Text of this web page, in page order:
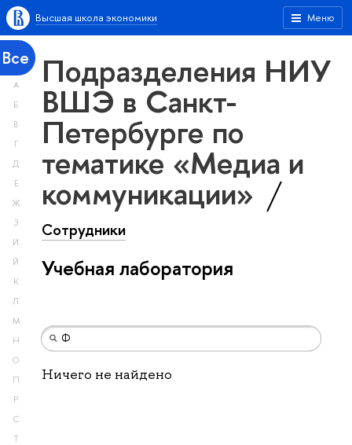
Меню
Высшая школа экономики
Все
А
Б
В
Г
Д
Е
Ж
З
И
Й
К
Л
М
Н
О
П
Р
С
Т
Подразделения НИУ
ВШЭ в Санкт-
Петербурге по
тематике «Медиа и
коммуникации»
Сотрудники
Учебная лаборатория
Ничего не найдено